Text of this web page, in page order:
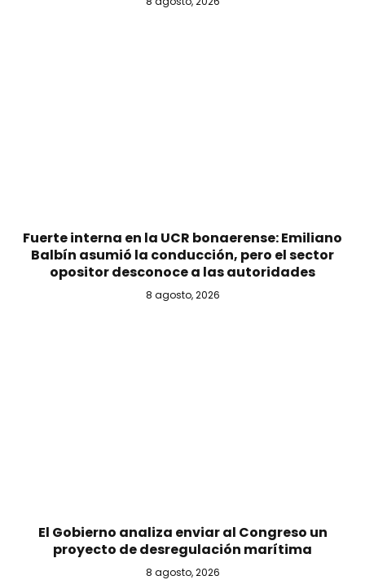
Fuerte interna en la UCR bonaerense: Emiliano
Balbín asumió la conducción, pero el sector
opositor desconoce a las autoridades
8 agosto, 2026
El Gobierno analiza enviar al Congreso un
proyecto de desregulación marítima
8 agosto, 2026